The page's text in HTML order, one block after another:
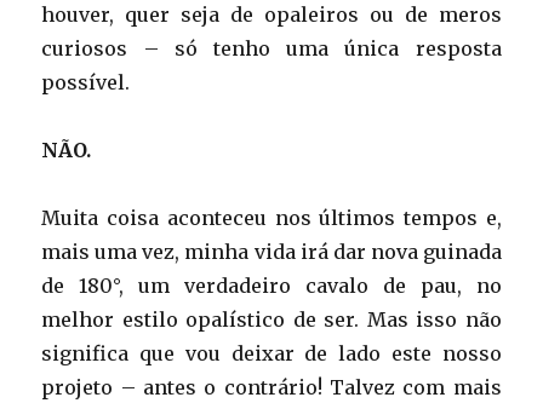
houver, quer seja de opaleiros ou de meros
curiosos – só tenho uma única resposta
possível.
NÃO.
Muita coisa aconteceu nos últimos tempos e,
mais uma vez, minha vida irá dar nova guinada
de 180°, um verdadeiro cavalo de pau, no
melhor estilo opalístico de ser. Mas isso não
significa que vou deixar de lado este nosso
projeto – antes o contrário! Talvez com mais